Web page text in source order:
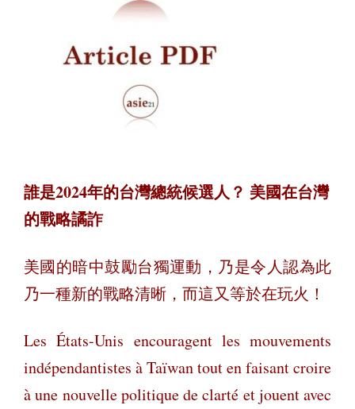
誰是2024年的台灣總統候選人？ 美國在台灣
的戰略譎詐
美國的暗中鼓勵台獨運動，乃是令人認為此
乃一種新的戰略清晰，而這又等於在玩火！
Les États-Unis encouragent les mouvements
indépendantistes à Taïwan tout en faisant croire
à une nouvelle politique de clarté et jouent avec